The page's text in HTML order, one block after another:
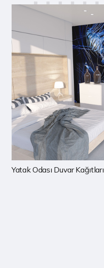
Çocuk Odası Duvar Kağıtları